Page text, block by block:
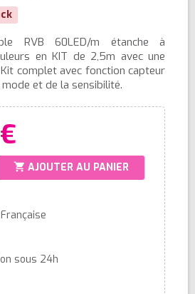
avis)RVB 60LED/m étanche à
en KIT de 2,5m avec une
complet avec fonction capteur
et de la sensibilité.
shopping_cart AJOUTER AU PANIER
sous 24h